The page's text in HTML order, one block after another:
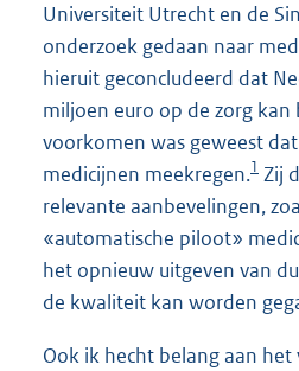
Universiteit Utrecht en de
onderzoek gedaan naar
hieruit geconcludeerd dat
miljoen euro op de zorg
voorkomen was geweest
medicijnen meekregen.1 Zij
relevante aanbevelingen,
«automatische piloot»
het opnieuw uitgeven van
de kwaliteit kan worden
Ook ik hecht belang aan